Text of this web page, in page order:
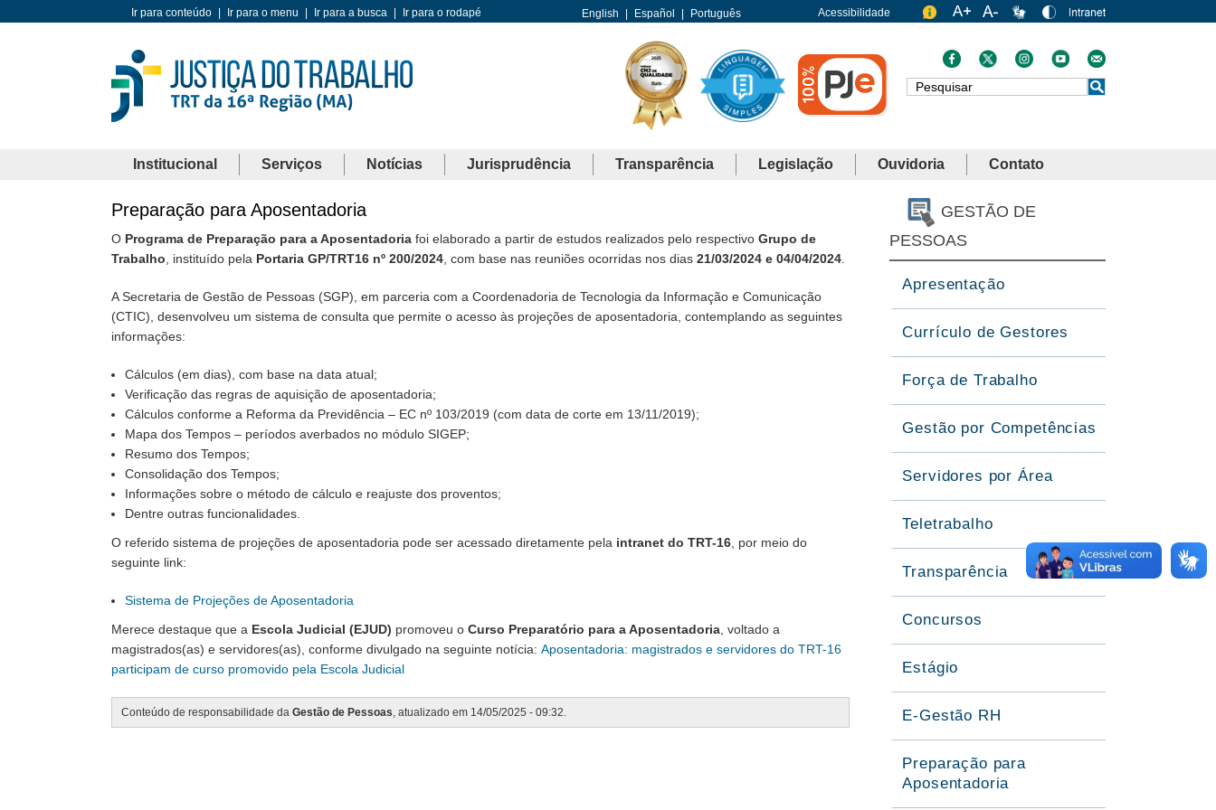
Ir para conteúdo Ir para o menu Ir para a busca Ir para o rodapé English Español Português Acessibilidade
Busca
Institucional Serviços Notícias Jurisprudência Transparência Legislação Ouvidoria Contato
Preparação para Aposentadoria
O Programa de Preparação para a Aposentadoriafoi elaborado a partir de estudos realizados pelo respectivo Grupo de
Trabalho , instituído pela Portaria GP/TRT16 nº 200/2024, com base nas reuniões ocorridas nos dias 21/03/2024 e 04/04/2024.
A Secretaria de Gestão de Pessoas (SGP), em parceria com a Coordenadoria de Tecnologia da Informação e Comunicação
(CTIC), desenvolveu um sistema de consulta que permite o acesso às projeções de aposentadoria, contemplando as seguintes
informações:
Cálculos (em dias), com base na data atual;
Verificação das regras de aquisição de aposentadoria;
Cálculos conforme a Reforma da Previdência – EC nº 103/2019 (com data de corte em 13/11/2019);
Mapa dos Tempos – períodos averbados no módulo SIGEP;
Resumo dos Tempos;
Consolidação dos Tempos;
Informações sobre o método de cálculo e reajuste dos proventos;
Dentre outras funcionalidades.
O referido sistema de projeções de aposentadoria pode ser acessado diretamente pela intranet do TRT-16, por meio do
seguinte link:
Sistema de Projeções de Aposentadoria
Merece destaque que a Escola Judicial (EJUD) promoveu o Curso Preparatório para a Aposentadoria, voltado a
magistrados(as) e servidores(as), conforme divulgado na seguinte notícia: Aposentadoria: magistrados e servidores do TRT-16
participam de curso promovido pela Escola Judicial
Conteúdo de responsabilidade da Gestão de Pessoas, atualizado em 14/05/2025 - 09:32.
GESTÃO DE
PESSOAS
Apresentação
Currículo de Gestores
Força de Trabalho
Gestão por Competências
Servidores por Área
Teletrabalho
Transparência
Concursos
Estágio
E-Gestão RH
Preparação para
Aposentadoria